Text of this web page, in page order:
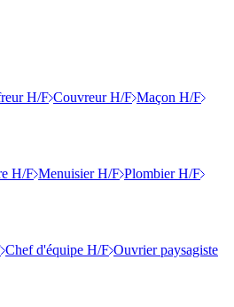
H/F Couvreur H/F Maçon H/F
H/F Menuisier H/F Plombier H/F
Chef d'équipe H/F Ouvrier paysagiste